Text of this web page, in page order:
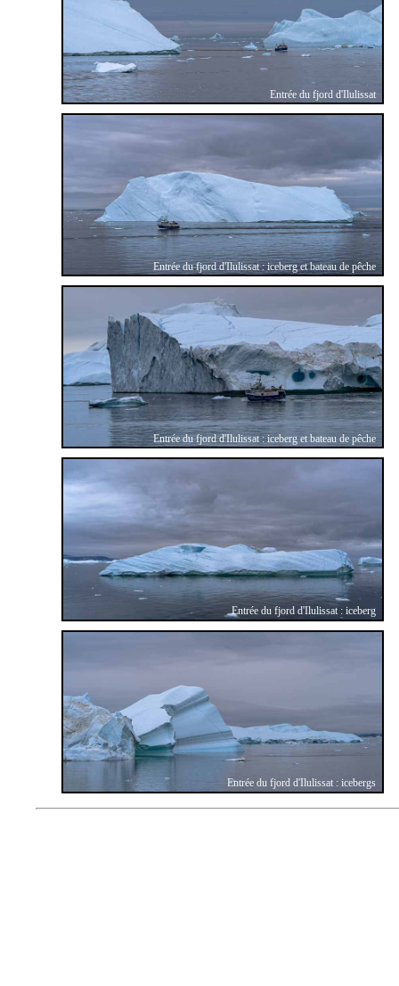
Entrée du fjord d'Ilulissat
Entrée du fjord d'Ilulissat : iceberg et bateau de pêche
Entrée du fjord d'Ilulissat : iceberg et bateau de pêche
Entrée du fjord d'Ilulissat : iceberg
Entrée du fjord d'Ilulissat : icebergs